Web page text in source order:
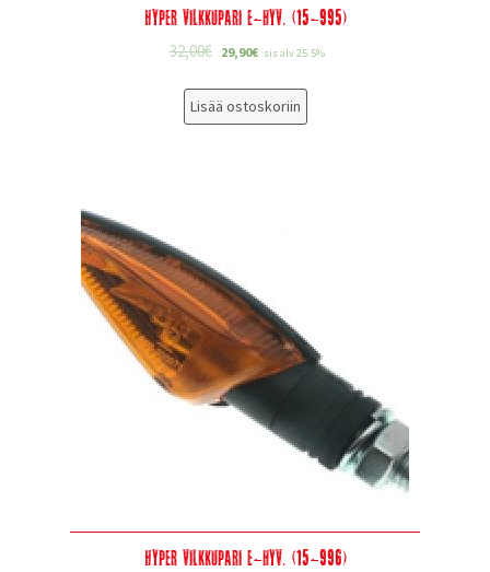
Hyper vilkkupari e-hyv. (15-995)
32,00€ 29,90€ sis alv 25.5%
Lisää ostoskoriin
Hyper vilkkupari e-hyv. (15-996)